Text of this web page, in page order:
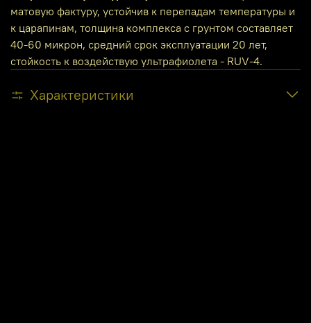
матовую фактуру, устойчив к перепадам температуры и
к царапинам, толщина комплекса с грунтом составляет
40-60 микрон, средний срок эксплуатации 20 лет,
стойкость к воздействую ультрафиолета - RUV-4.
Характеристики